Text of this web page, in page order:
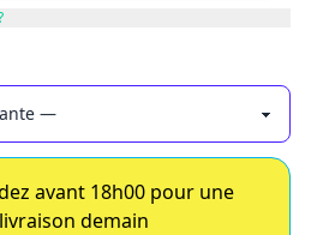
avant 18h00 pour une
livraison demain